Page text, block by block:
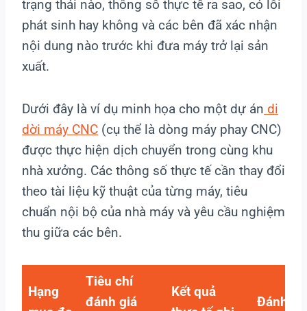
trạng thái nào, thông số thực tế ra sao, có lỗi
phát sinh hay không và các bên đã xác nhận
nội dung nào trước khi đưa máy trở lại sản
xuất.
Dưới đây là ví dụ minh họa cho một dự án di
dời máy CNC (cụ thể là dòng máy phay CNC)
được thực hiện dịch chuyển trong cùng khu
nhà xưởng. Các thông số thực tế cần thay đổi
theo tài liệu kỹ thuật của từng máy, tiêu
chuẩn nội bộ của nhà máy và yêu cầu nghiệm
thu giữa các bên.
Hạng
Tiêu chí
đánh giá
Kết quả
Đánh